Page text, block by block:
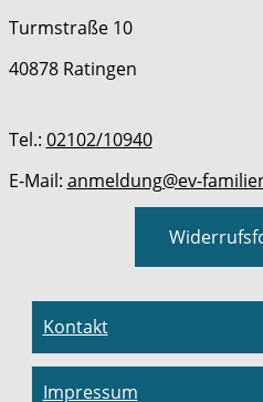
Turmstraße 10
40878 Ratingen
Tel.: 02102/10940
E-Mail: anmeldung@ev-
Kontakt
Impressum